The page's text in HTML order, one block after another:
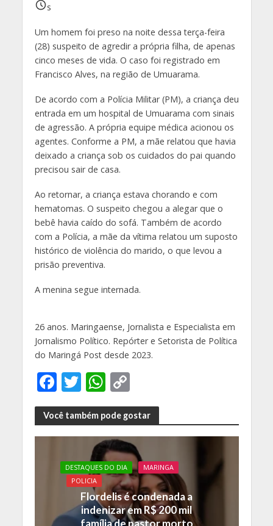
s
Um homem foi preso na noite dessa terça-feira
(28) suspeito de agredir a própria filha, de apenas
cinco meses de vida. O caso foi registrado em
Francisco Alves, na região de Umuarama.
De acordo com a Polícia Militar (PM), a criança deu
entrada em um hospital de Umuarama com sinais
de agressão. A própria equipe médica acionou os
agentes. Conforme a PM, a mãe relatou que havia
deixado a criança sob os cuidados do pai quando
precisou sair de casa.
Ao retornar, a criança estava chorando e com
hematomas. O suspeito chegou a alegar que o
bebê havia caído do sofá. Também de acordo
com a Polícia, a mãe da vítima relatou um suposto
histórico de violência do marido, o que levou a
prisão preventiva.
A menina segue internada.
26 anos. Maringaense, Jornalista e Especialista em
Jornalismo Político. Repórter e Setorista de Política
do Maringá Post desde 2023.
F
ac
e
b
o
o
T
w
itt
er
W
h
at
s
A
p
p
C
o
p
y
Li
n
k
Você também pode gostar
DESTAQUES DO DIA
MARINGA
POLICIA
Flordelis é condenada a
indenizar em R$ 200 mil
família de pastor morto